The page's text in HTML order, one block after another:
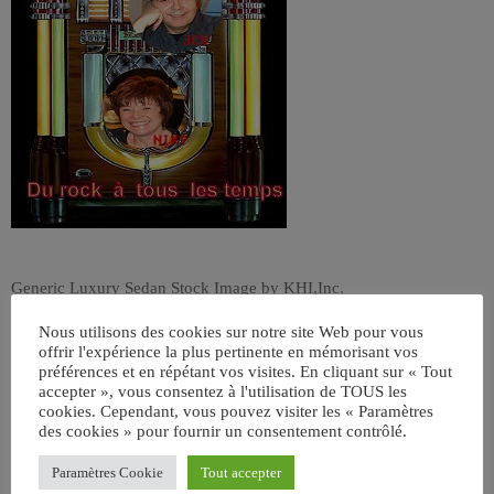
Generic Luxury Sedan Stock Image by KHI,Inc.
ÉCRIT PAR:JEAN-CLAUDE
Nous utilisons des cookies sur notre site Web pour vous
offrir l'expérience la plus pertinente en mémorisant vos
préférences et en répétant vos visites. En cliquant sur « Tout
accepter », vous consentez à l'utilisation de TOUS les
cookies. Cependant, vous pouvez visiter les « Paramètres
des cookies » pour fournir un consentement contrôlé.
Paramètres Cookie Tout accepter